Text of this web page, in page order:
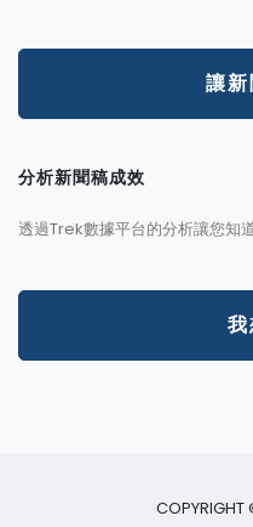
讓
分析新聞稿成效
透過Trek數據平台的分析讓您知